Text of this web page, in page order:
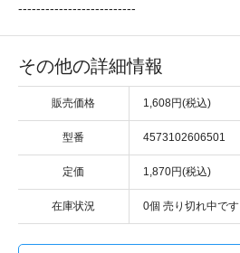
--------------------------
その他の詳細情報
販売価格 1,608円(税込)
型番 4573102606501
定価 1,870円(税込)
在庫状況 0個 売り切れ中です